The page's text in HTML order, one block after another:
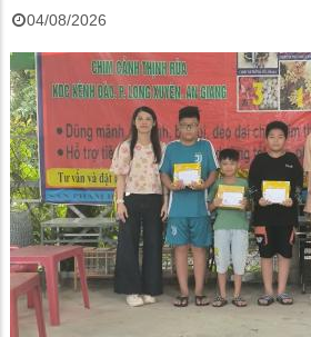
04/08/2026